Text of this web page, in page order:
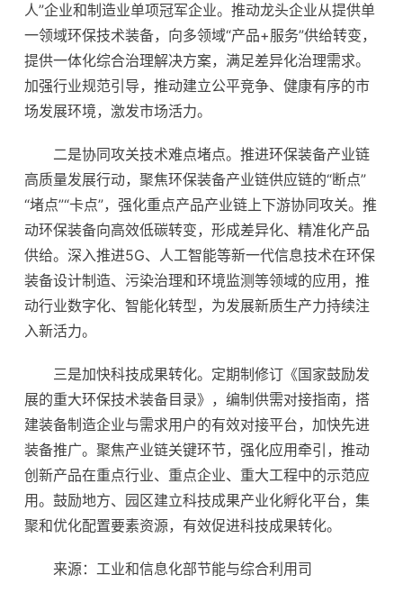
人”企业和制造业单项冠军企业。推动龙头企业从提供单
一领域环保技术装备，向多领域“产品+服务”供给转变，
提供一体化综合治理解决方案，满足差异化治理需求。
加强行业规范引导，推动建立公平竞争、健康有序的市
场发展环境，激发市场活力。
二是协同攻关技术难点堵点。推进环保装备产业链
高质量发展行动，聚焦环保装备产业链供应链的“断点”
“堵点”“卡点”，强化重点产品产业链上下游协同攻关。推
动环保装备向高效低碳转变，形成差异化、精准化产品
供给。深入推进5G、人工智能等新一代信息技术在环保
装备设计制造、污染治理和环境监测等领域的应用，推
动行业数字化、智能化转型，为发展新质生产力持续注
入新活力。
三是加快科技成果转化。定期制修订《国家鼓励发
展的重大环保技术装备目录》，编制供需对接指南，搭
建装备制造企业与需求用户的有效对接平台，加快先进
装备推广。聚焦产业链关键环节，强化应用牵引，推动
创新产品在重点行业、重点企业、重大工程中的示范应
用。鼓励地方、园区建立科技成果产业化孵化平台，集
聚和优化配置要素资源，有效促进科技成果转化。
来源：工业和信息化部节能与综合利用司